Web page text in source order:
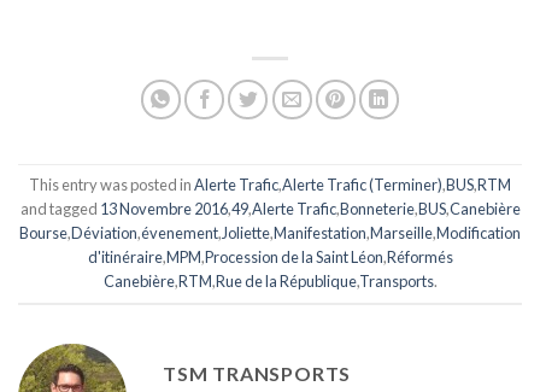
This entry was posted inAlerte Trafic,Alerte Trafic (Terminer),BUS,RTM
and tagged 13 Novembre 2016,49,Alerte Trafic,Bonneterie,BUS,Canebière
Bourse,Déviation,évenement,Joliette,Manifestation,Marseille,Modification
d'itinéraire,MPM,Procession de la Saint Léon,Réformés
Canebière,RTM,Rue de la République,Transports.
TSM TRANSPORTS